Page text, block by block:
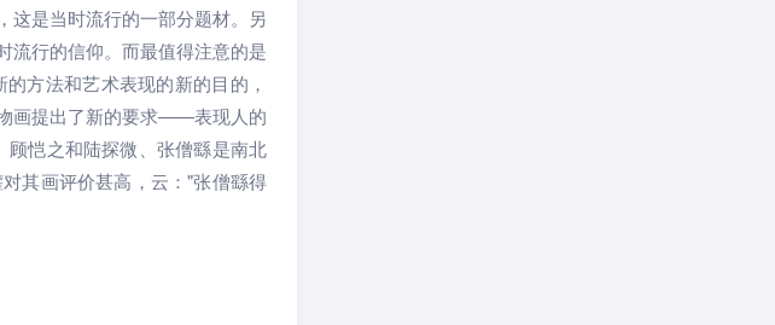
这是当时流行的一部分题材。另
流行的信仰。而最值得注意的是
方法和艺术表现的新的目的，
画提出了新的要求——表现人的
恺之和陆探微、张僧繇是南北
其画评价甚高，云："张僧繇得